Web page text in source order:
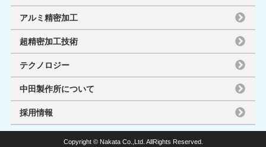
アルミ精密加工
超精密加工技術
テクノロジー
中田製作所について
採用情報
Copyright © Nakata Co.,Ltd. AllRights Reserved.